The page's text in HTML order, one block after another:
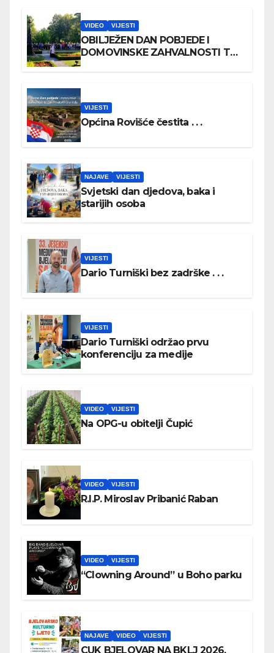
VIDEO VIJESTI
OBILJEŽEN DAN POBJEDE I
DOMOVINSKE ZAHVALNOSTI TE
VIJESTI
Općina Rovišće čestita . . .
NAJAVE VIJESTI
Svjetski dan djedova, baka i
starijih osoba
VIJESTI
Dario Turniški bez zadrške . . .
VIJESTI
Dario Turniški održao prvu
konferenciju za medije
VIDEO VIJESTI
Na OPG-u obitelji Čupić
VIDEO VIJESTI
R.I.P. Miroslav Pribanić Raban
VIDEO VIJESTI
“Clowning Around” u Boho parku
NAJAVE VIDEO VIJESTI
CUK BJELOVAR NA BKLJ 2026.